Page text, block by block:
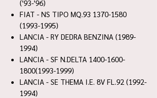
('93-'96)
FIAT - NS TIPO MQ.93 1370-1580
(1993-1995)
LANCIA - RY DEDRA BENZINA (1989-
1994)
LANCIA - SF N.DELTA 1400-1600-
1800(1993-1999)
LANCIA - SE THEMA I.E. 8V FL.92 (1992-
1994)